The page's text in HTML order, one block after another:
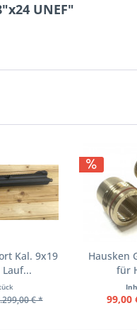
UNEF"
Kal. 9x19
€ *
Hausken
für
99,00